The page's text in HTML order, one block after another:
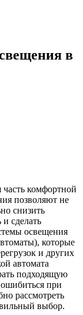
в
комфортной
позволяют не
снизить
сделать
освещения
которые
и других
автомата
подходящую
при
рассмотреть
выбор.